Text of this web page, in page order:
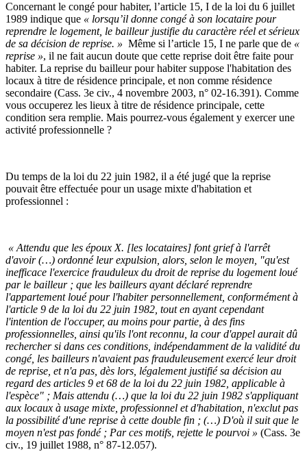
Concernant le congé pour habiter, l’article 15, I de la loi du 6 juillet
1989 indique que « lorsqu’il donne congé à son locataire pour
reprendre le logement, le bailleur justifie du caractère réel et sérieux
de sa décision de reprise. » Même si l’article 15, I ne parle que de «
reprise », il ne fait aucun doute que cette reprise doit être faite pour
habiter. La reprise du bailleur pour habiter suppose l'habitation des
locaux à titre de résidence principale, et non comme résidence
secondaire (Cass. 3e civ., 4 novembre 2003, n° 02-16.391). Comme
vous occuperez les lieux à titre de résidence principale, cette
condition sera remplie. Mais pourrez-vous également y exercer une
activité professionnelle ?
Du temps de la loi du 22 juin 1982, il a été jugé que la reprise
pouvait être effectuée pour un usage mixte d'habitation et
professionnel :
« Attendu que les époux X. [les locataires] font grief à l'arrêt
d'avoir (…) ordonné leur expulsion, alors, selon le moyen, "qu'est
inefficace l'exercice frauduleux du droit de reprise du logement loué
par le bailleur ; que les bailleurs ayant déclaré reprendre
l'appartement loué pour l'habiter personnellement, conformément à
l'article 9 de la loi du 22 juin 1982, tout en ayant cependant
l'intention de l'occuper, au moins pour partie, à des fins
professionnelles, ainsi qu'ils l'ont reconnu, la cour d'appel aurait dû
rechercher si dans ces conditions, indépendamment de la validité du
congé, les bailleurs n'avaient pas frauduleusement exercé leur droit
de reprise, et n'a pas, dès lors, légalement justifié sa décision au
regard des articles 9 et 68 de la loi du 22 juin 1982, applicable à
l'espèce" ; Mais attendu (…) que la loi du 22 juin 1982 s'appliquant
aux locaux à usage mixte, professionnel et d'habitation, n'exclut pas
la possibilité d'une reprise à cette double fin ; (…) D'où il suit que le
moyen n'est pas fondé ; Par ces motifs, rejette le pourvoi » (Cass. 3e
civ., 19 juillet 1988, n° 87-12.057).